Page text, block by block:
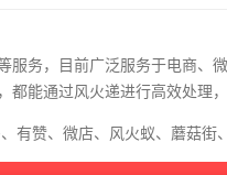
服务，目前广泛服务于电商、
能通过风火递进行高效处理
有赞、微店、风火蚁、蘑菇街